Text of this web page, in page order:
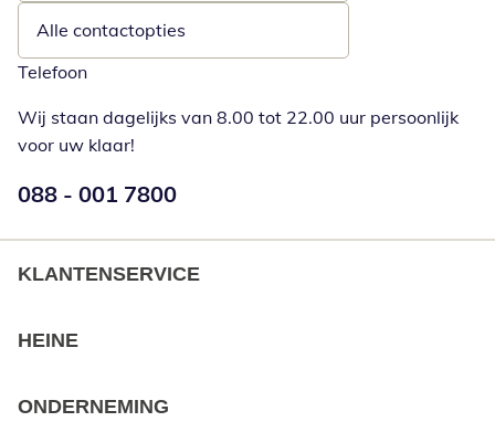
Alle contactopties
Telefoon
Wij staan dagelijks van 8.00 tot 22.00 uur persoonlijk
voor uw klaar!
Telefoonnummer:
088 - 001 7800
KLANTENSERVICE
HEINE
ONDERNEMING